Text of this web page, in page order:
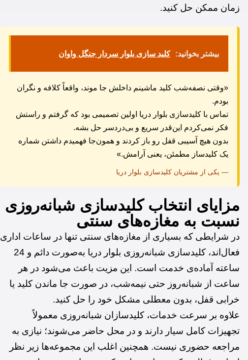
زمان ممکن حل کنید.
بیشتر بخوانید: کلید سازی بلوار سردار جنگل واوان
«وقتی نصفه‌شب کلید ماشینم داخلش جا موند، واقعاً کلافه و نگران
بودم.
تماس با کلیدسازی بلوار دریا اولین تصمیمی بود که گرفتم و راستش
فکر نمی‌کردم این‌قدر سریع و بی‌دردسر حل بشه.
بدون هیچ آسیبی قفل رو باز کردند و همون‌جا فهمیدم داشتن شماره
یک کلیدساز مطمئن، یعنی آرامش.»
— یکی از مشتریان کلیدسازی بلوار دریا
مزایای انتخاب کلیدسازی شبانه‌روزی
نسبت به مغازه‌های سنتی
در شرایطی که بسیاری از مغازه‌های سنتی تنها در ساعات اداری
فعال‌اند، کلیدسازی شبانه‌روزی بلوار دریا به‌صورت دائم و 24
ساعته آماده‌ی خدمت است. این مزیت باعث می‌شود در هر
ساعت از شبانه‌روز حتی نیمه‌شب، در صورت جا ماندن کلید یا
خرابی قفل، بدون معطلی مشکل خود را حل کنید.
علاوه بر سرعت خدمات، کلیدسازان شبانه‌روزی معمولاً
تجهیزات کامل سیار دارند و در محل حاضر می‌شوند؛ نیازی به
مراجعه حضوری نیست. همچنین اغلب این مجموعه‌ها زیر نظر